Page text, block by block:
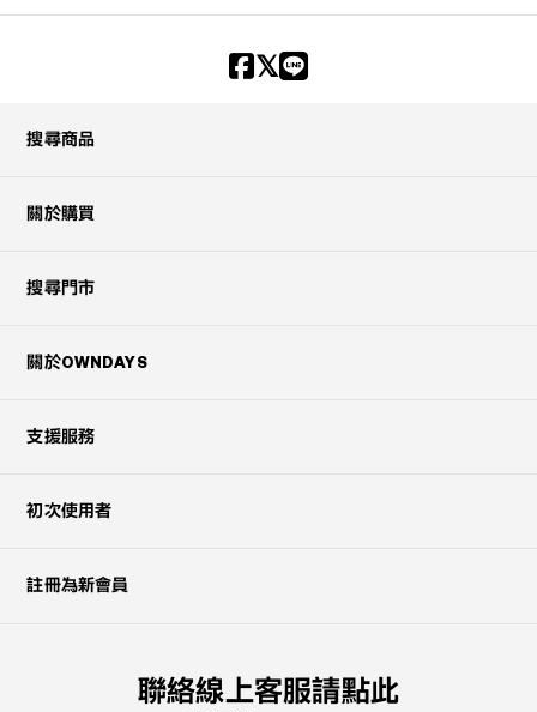
搜尋商品
關於購買
搜尋門市
關於OWNDAYS
支援服務
初次使用者
註冊為新會員
聯絡線上客服請點此